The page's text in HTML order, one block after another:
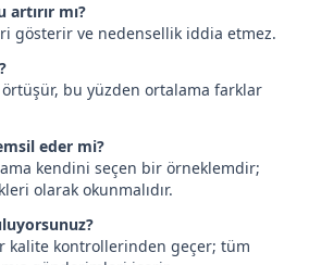
mı?
gösterir ve nedensellik iddia etmez.
bu yüzden ortalama farklar
eder mi?
ama kendini seçen bir örneklemdir;
olarak okunmalıdır.
kalite kontrollerinden geçer; tüm